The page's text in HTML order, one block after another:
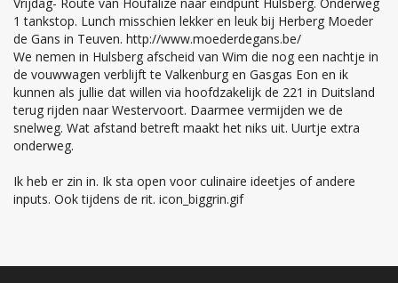
1 tankstop. Lunch misschien lekker en leuk bij Herberg Moeder
de Gans in Teuven. http://www.moederdegans.be/
We nemen in Hulsberg afscheid van Wim die nog een nachtje in
de vouwwagen verblijft te Valkenburg en Gasgas Eon en ik
kunnen als jullie dat willen via hoofdzakelijk de 221 in Duitsland
terug rijden naar Westervoort. Daarmee vermijden we de
snelweg. Wat afstand betreft maakt het niks uit. Uurtje extra
onderweg.
Ik heb er zin in. Ik sta open voor culinaire ideetjes of andere
inputs. Ook tijdens de rit. icon_biggrin.gif